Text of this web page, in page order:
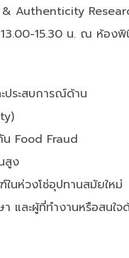
Authenticity
15.30 น. ณ ห้อง
ประสบการณ์ด้าน
น Food Fraud
สูง
นห่วงโซ่อุปทานสมัยใหม่
และผู้ที่ทำงานหรือสนใ